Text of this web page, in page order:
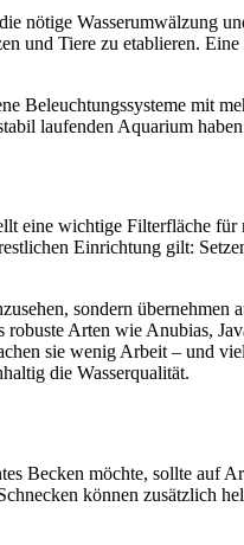
nötige Wasserumwälzung
und Tiere zu etablieren.
Beleuchtungssysteme mit
laufenden Aquarium
eine wichtige Filterfläche
Einrichtung gilt:
sondern
Arten wie Anubias,
sie wenig Arbeit – und
die Wasserqualität.
Becken möchte, sollte auf
können zusätzlich